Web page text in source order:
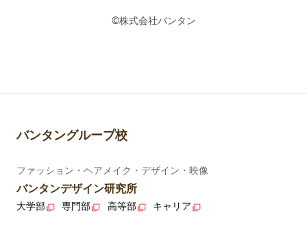
©株式会社バンタン
バンタングループ校
ファッション・ヘアメイク・デザイン・映像
バンタンデザイン研究所
大学部 専門部 高等部 キャリア